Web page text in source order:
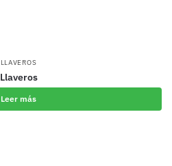
LLAVEROS
Llaveros
Leer más